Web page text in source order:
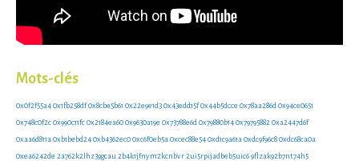
Mots-clés
0x0f2f55a40x1fb258df0x8cbe5b61 0x22e9e1d30x43edd15f0x44b5dcce 0x78aa286d 0x94ce0651
0x748c0f2c0x990c11fc0x2184ea600x9630a19e 0x73788e6d 0x79880b140x79795882 0xa2447d6f
0xaa6d811a 0xb1bebd240xb4362ec00xc6f0eb5a 0xcec88e540xd1c9a61a 0xdc9f96c80xdc68ca0a
0xea6242de 2a762k2lhz39gcau 2b4k1jfnym2kcnbvr2ui5rpijadbeb5uic69flzak92b7nt74h5